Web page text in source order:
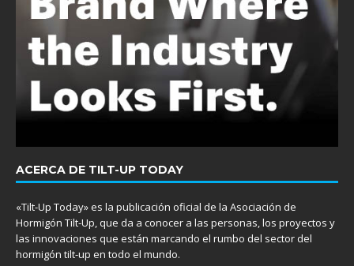
ACERCA DE TILT-UP TODAY
«Tilt-Up Today» es la publicación oficial de la Asociación de
Hormigón Tilt-Up, que da a conocer a las personas, los proyectos y
las innovaciones que están marcando el rumbo del sector del
hormigón tilt-up en todo el mundo.